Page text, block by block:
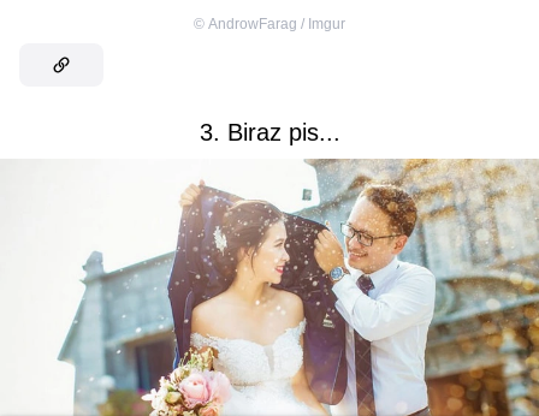
© AndrowFarag / Imgur
3. Biraz pis...